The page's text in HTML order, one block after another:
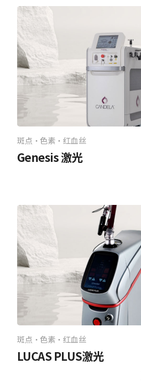
斑点·色素·红血丝
Genesis 激光
斑点·色素·红血丝
LUCAS PLUS激光